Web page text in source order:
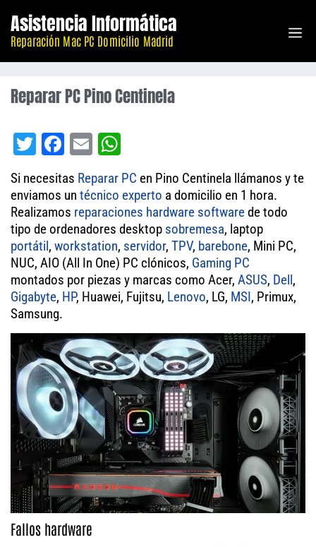
contenido
Asistencia Informática
Reparación Mac PC Domicilio Madrid
Reparar PC Pino Centinela
T
tt
er
Fa
ce
bo
ok
E
ail
ha
ts
A
pp
Si necesitas Reparar PC en Pino Centinela llámanos y te
enviamos un técnico experto a domicilio en 1 hora.
Realizamos reparaciones hardware softwarede todo
tipo de ordenadores desktop sobremesa, laptop
portátil, workstation, servidor, TPV, barebone, Mini PC,
NUC, AIO (All In One) PC clónicos, Gaming PC
montados por piezas y marcas como Acer, ASUS, Dell,
Gigabyte, HP, Huawei, Fujitsu, Lenovo, LG, MSI, Primux,
Samsung.
Fallos hardware